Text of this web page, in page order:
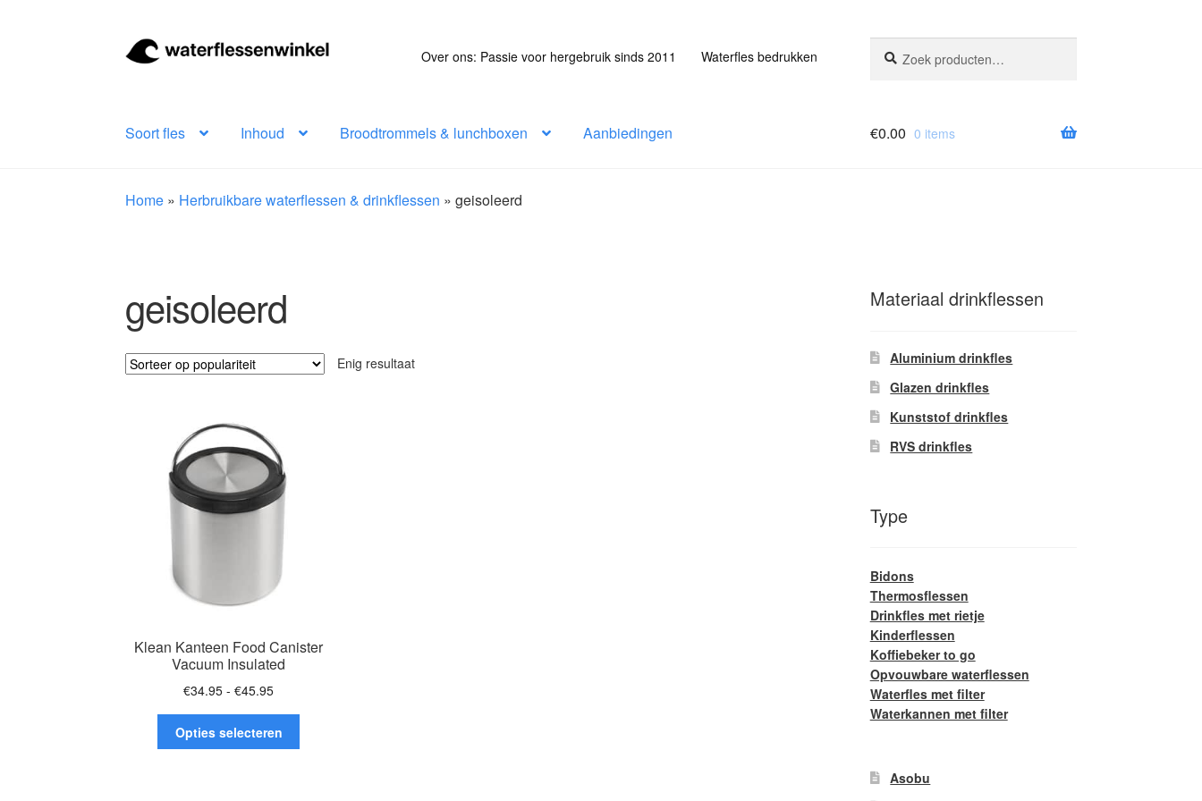
Ga
door
Ga
naar
Over ons: Passie voor hergebruik sinds 2011 Waterfles bedrukken
naar:
Soort fles Inhoud Broodtrommels & lunchboxen Aanbiedingen €0.00 0 items
Home » Herbruikbare waterflessen & drinkflessen »geisoleerd
geisoleerd
Enig resultaat
Klean Kanteen Food Canister
Vacuum Insulated
€34.95 - €45.95Prijsklasse:
tot
€45.95
Opties selecteren
Materiaal drinkflessen
Aluminium drinkfles
Glazen drinkfles
Kunststof drinkfles
RVS drinkfles
Type
Bidons
Thermosflessen
Drinkfles met rietje
Kinderflessen
Koffiebeker to go
Opvouwbare waterflessen
Waterfles met filter
Waterkannen met filter
Asobu